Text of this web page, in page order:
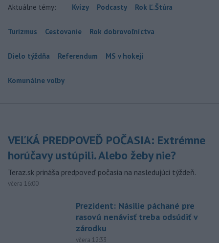
Aktuálne témy: Kvízy Podcasty Rok Ľ.Štúra
Turizmus Cestovanie Rok dobrovoľníctva
Dielo týždňa Referendum MS v hokeji
Komunálne voľby
VEĽKÁ PREDPOVEĎ POČASIA: Extrémne
horúčavy ustúpili. Alebo žeby nie?
Teraz.sk prináša predpoveď počasia na nasledujúci týždeň.
včera 16:00
Prezident: Násilie páchané pre
rasovú nenávisť treba odsúdiť v
zárodku
včera 12:33